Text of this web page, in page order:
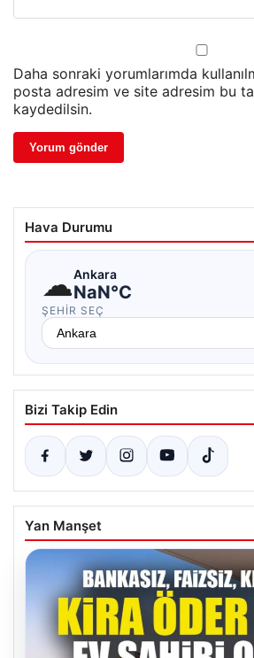
Daha sonraki yorumlarımda
posta adresim ve site adresim bu
kaydedilsin.
Hava Durumu
☁Ankara
NaN°C
ŞEHIR SEÇ
Bizi Takip Edin
Yan Manşet